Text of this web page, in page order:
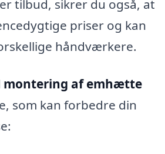
tilbud, sikrer du også, at
priser og kan
håndværkere.
montering af emhætte
som kan forbedre din